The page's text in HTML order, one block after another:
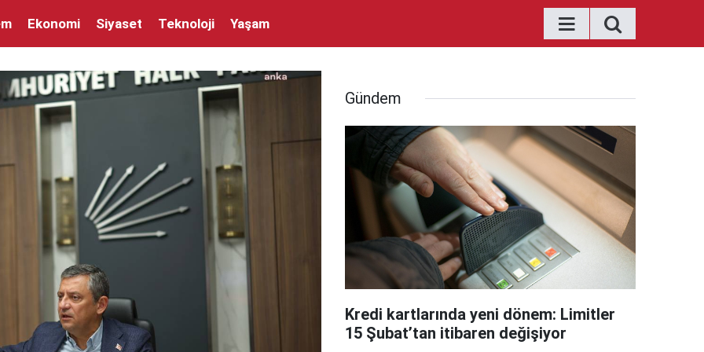
Ekonomi Siyaset Teknoloji Yaşam
Gündem
Kredi kartlarında yeni dönem: Limitler
15 Şubat’tan itibaren değişiyor